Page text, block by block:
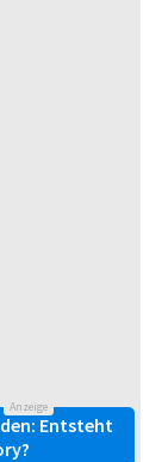
Anzeige
Entsteht